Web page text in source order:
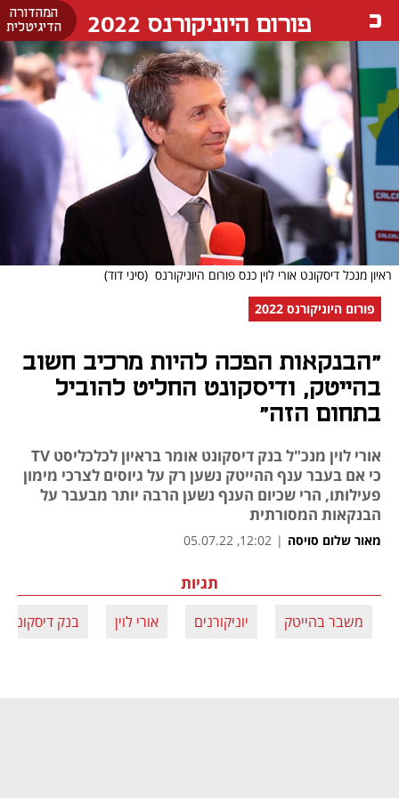
המהדורה
הדיגיטלית
פורום היוניקורנס 2022
ראיון מנכל דיסקונט אורי לוין כנס פורום היוניקורנס (סיני דוד)
פורום היוניקורנס 2022
"הבנקאות הפכה להיות מרכיב חשוב
בהייטק, ודיסקונט החליט להוביל
בתחום הזה"
אורי לוין מנכ"ל בנק דיסקונט אומר בראיון לכלכליסט TV
כי אם בעבר ענף ההייטק נשען רק על גיוסים לצרכי מימון
פעילותו, הרי שכיום הענף נשען הרבה יותר מבעבר על
הבנקאות המסורתית
מאור שלום סויסה |
12:02, 05.07.22
תגיות
משבר בהייטק יוניקורנים אורי לוין בנק דיסקונט